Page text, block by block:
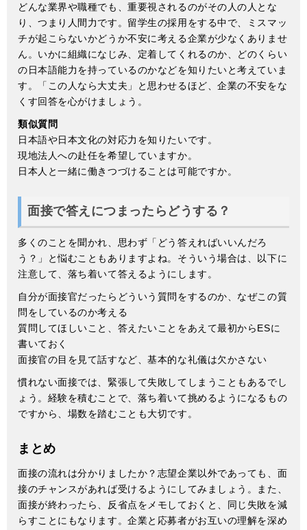
どんな業界や職種でも、重要視されるのがその人の人とな
り、つまり人間力です。留学生の採用をする中で、ミスマッ
チが起こらないかどうか不安に考える企業が少なくありませ
ん。いかに組織になじみ、定着してくれるのか、どのくらい
の日本語能力を持っているのかなどを知りたいと考えていま
す。「この人なら大丈夫」と思わせるほど、企業の不安をな
くす回答を心がけましょう。
類似質問
日本語や日本文化の対応力を知りたいです。
現地法人への赴任を希望していますか。
日本人と一緒に働きつづけることは可能ですか。
面接で答えにつまったらどうする？
多くのことを聞かれ、思わず「どう答えればいいんだろ
う？」と悩むこともありますよね。そういう場合は、以下に
注意して、落ち着いて答えるようにします。
自分が面接官だったらどういう質問をするのか、なぜこの質
問をしているのか考える
質問してほしいこと、答えたいことをあえて最初からESに
書いておく
面接官の目を見て話すなど、基本的な礼儀は欠かさない
慣れない面接では、緊張して失敗してしまうこともあるでし
ょう。経験を積むことで、落ち着いて挑めるようになるもの
ですから、場数を踏むことも大切です。
まとめ
面接の流れは分かりましたか？志望企業以外であっても、面
接のチャンスがあれば受けるようにしてみましょう。また、
面接が終わったら、反省点をメモしておくと、同じ失敗を減
らすことにもなります。企業と応募者がお互いの理解を深め